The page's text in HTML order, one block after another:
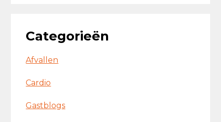
Categorieën
Afvallen
Cardio
Gastblogs